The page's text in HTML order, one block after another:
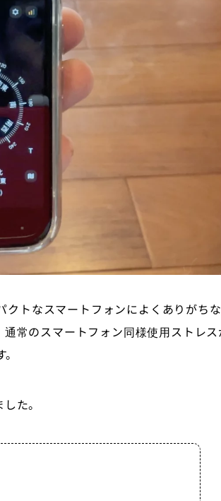
トなスマートフォンによくありがち
常のスマートフォン同様使用ストレス
た。